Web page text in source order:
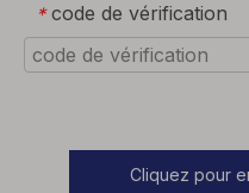
* code de vérification
Cliquez pour